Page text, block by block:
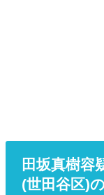
田坂真樹容
(世田谷区)